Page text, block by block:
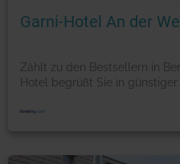
Garni-Hotel An der
Zählt zu den Bestsellern in
Hotel begrüßt Sie in